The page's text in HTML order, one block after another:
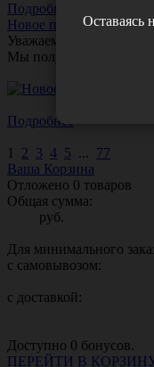
Подробнее
Новое поступление!
Уважаемые клиенты!
Мы получили новое
Подробнее
1 2 3 4 5 ... 77
Ваша Корзина
Отложено 0 товаров
Общая сумма:
руб.
Для минимального
с самовывозом:
с доставкой:
Доступно 0 бонусов.
ПЕРЕЙТИ В
Оставаясь